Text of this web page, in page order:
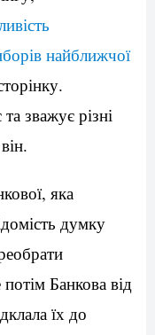
найближчої
зважує різні
яка
думку
Банкова від
їх до